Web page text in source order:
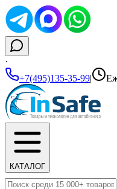
·
+7(495)135-35-99|
КАТАЛОГ